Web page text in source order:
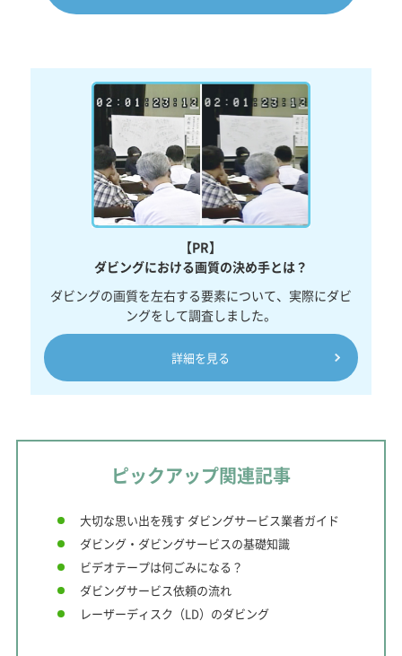
【PR】
ダビングにおける画質の決め手とは？
ダビングの画質を左右する要素について、実際にダビ
ングをして調査しました。
詳細を見る
ピックアップ関連記事
大切な思い出を残す ダビングサービス業者ガイド
ダビング・ダビングサービスの基礎知識
ビデオテープは何ごみになる？
ダビングサービス依頼の流れ
レーザーディスク（LD）のダビング